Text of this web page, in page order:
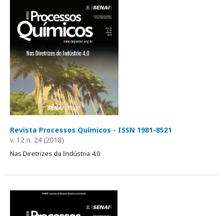
Revista Processos Químicos - ISSN 1981-8521
v. 12 n. 24 (2018)
Nas Diretrizes da Indústria 4.0